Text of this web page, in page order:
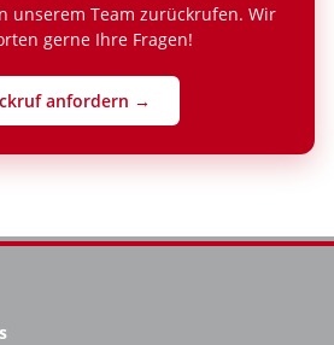
unserem Team zurückrufen. Wir
gerne Ihre Fragen!
anfordern →